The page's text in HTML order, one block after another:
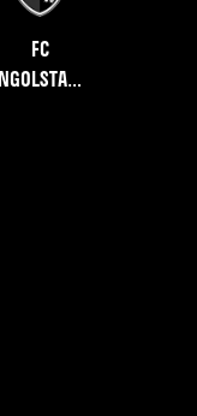
FC
Ingolstadt